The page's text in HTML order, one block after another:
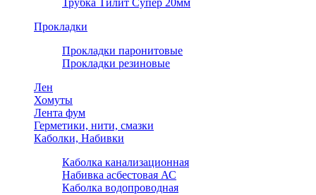
Трубка Тилит Супер 20мм
Прокладки
Прокладки паронитовые
Прокладки резиновые
Лен
Хомуты
Лента фум
Герметики, нити, смазки
Каболки, Набивки
Каболка канализационная
Набивка асбестовая АС
Каболка водопроводная